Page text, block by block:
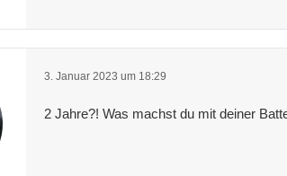
3. Januar 2023 um 18:29
2 Jahre?! Was machst du mit deiner